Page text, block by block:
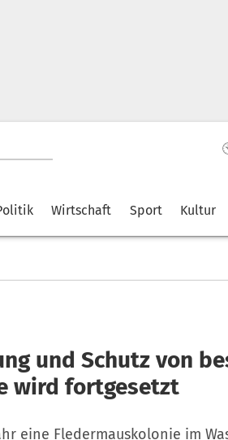
Wirtschaft Sport Kultur
und Schutz von
wird fortgesetzt
eine Fledermauskolonie im